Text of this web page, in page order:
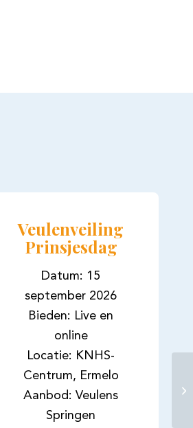
Veulenveiling
Prinsjesdag
Datum: 15
september 2026
Bieden: Live en
online
Locatie: KNHS-
Centrum, Ermelo
Aanbod: Veulens
Springen